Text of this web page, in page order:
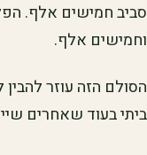
סביב חמישים אלף.
וחמישים אלף.
הסולם הזה עוזר
ביתי בעוד שאחרים